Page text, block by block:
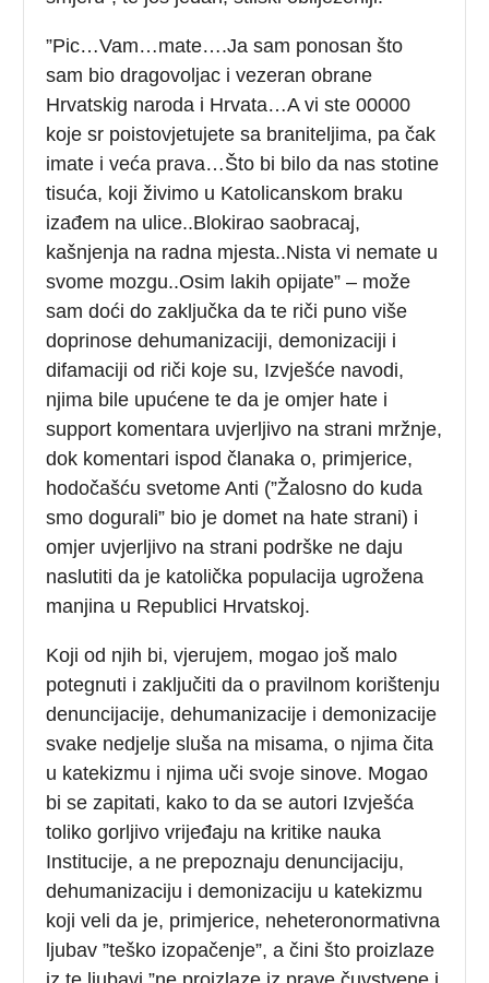
”Pic…Vam…mate….Ja sam ponosan što
sam bio dragovoljac i vezeran obrane
Hrvatskig naroda i Hrvata…A vi ste 00000
koje sr poistovjetujete sa braniteljima, pa čak
imate i veća prava…Što bi bilo da nas stotine
tisuća, koji živimo u Katolicanskom braku
izađem na ulice..Blokirao saobracaj,
kašnjenja na radna mjesta..Nista vi nemate u
svome mozgu..Osim lakih opijate” – može
sam doći do zaključka da te riči puno više
doprinose dehumanizaciji, demonizaciji i
difamaciji od riči koje su, Izvješće navodi,
njima bile upućene te da je omjer hate i
support komentara uvjerljivo na strani mržnje,
dok komentari ispod članaka o, primjerice,
hodočašću svetome Anti (”Žalosno do kuda
smo dogurali” bio je domet na hate strani) i
omjer uvjerljivo na strani podrške ne daju
naslutiti da je katolička populacija ugrožena
manjina u Republici Hrvatskoj.
Koji od njih bi, vjerujem, mogao još malo
potegnuti i zaključiti da o pravilnom korištenju
denuncijacije, dehumanizacije i demonizacije
svake nedjelje sluša na misama, o njima čita
u katekizmu i njima uči svoje sinove. Mogao
bi se zapitati, kako to da se autori Izvješća
toliko gorljivo vrijeđaju na kritike nauka
Institucije, a ne prepoznaju denuncijaciju,
dehumanizaciju i demonizaciju u katekizmu
koji veli da je, primjerice, neheteronormativna
ljubav ”teško izopačenje”, a čini što proizlaze